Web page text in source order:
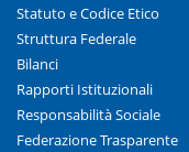
Statuto e Codice Etico
Struttura Federale
Bilanci
Rapporti Istituzionali
Responsabilità Sociale
Federazione Trasparente